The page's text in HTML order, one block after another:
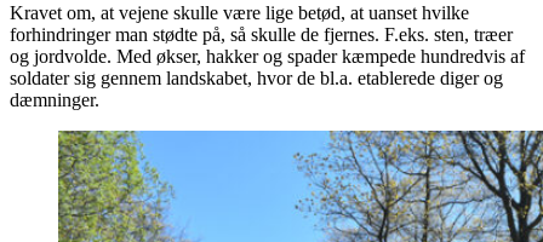
Kravet om, at vejene skulle være lige betød, at uanset hvilke
forhindringer man stødte på, så skulle de fjernes. F.eks. sten, træer
og jordvolde. Med økser, hakker og spader kæmpede hundredvis af
soldater sig gennem landskabet, hvor de bl.a. etablerede diger og
dæmninger.